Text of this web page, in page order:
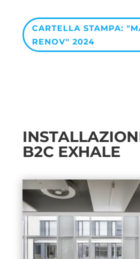
CARTELLA STAMPA:
RENOV" 2024
B2C EXHALE